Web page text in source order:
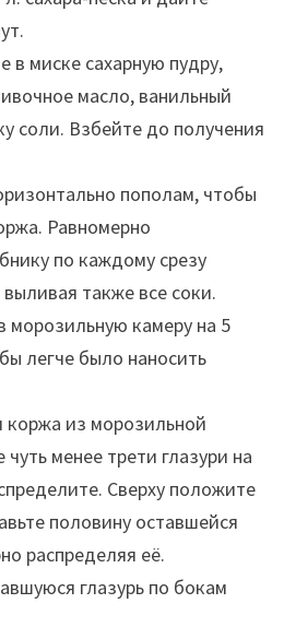
в миске сахарную пудру,
масло, ванильный
соли. Взбейте до получения
пополам, чтобы
Равномерно
по каждому срезу
также все соки.
камеру на 5
легче было наносить
коржа из морозильной
менее трети глазури на
Сверху положите
половину оставшейся
распределяя её.
глазурь по бокам